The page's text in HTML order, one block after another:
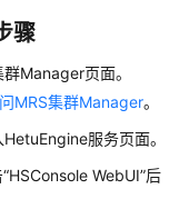
骤
Manager页面。
MRS集群Manager。
HetuEngine服务页面。
WebUI”后